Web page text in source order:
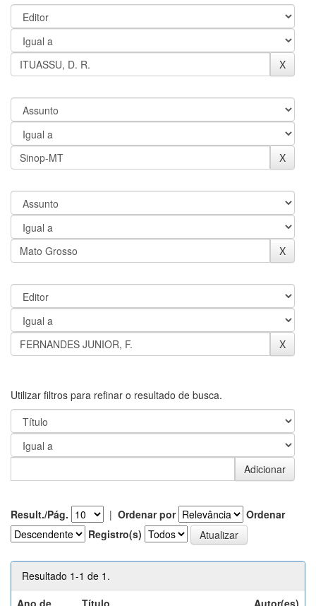
Utilizar filtros para refinar o resultado de busca.
Result./Pág. | Ordenar por
Ordenar
Registro(s)
Resultado 1-1 de 1.
Ano de
Título Autor(es)